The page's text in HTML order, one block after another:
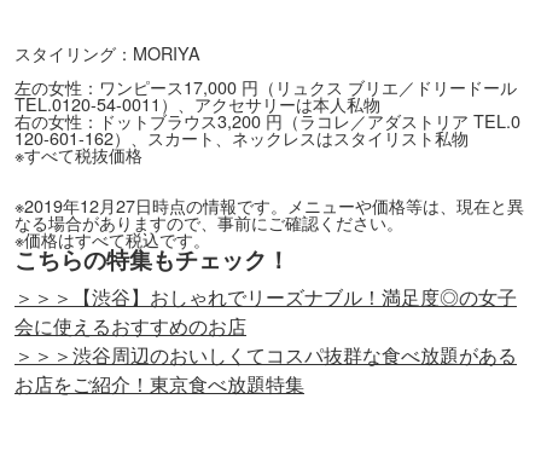
スタイリング：MORIYA
左の女性：ワンピース17,000 円（リュクス ブリエ／ドリードール
TEL.0120-54-0011）、アクセサリーは本人私物
右の女性：ドットブラウス3,200 円（ラコレ／アダストリア TEL.0
120-601-162）、スカート、ネックレスはスタイリスト私物
※すべて税抜価格
※2019年12月27日時点の情報です。メニューや価格等は、現在と異
なる場合がありますので、事前にご確認ください。
※価格はすべて税込です。
こちらの特集もチェック！
＞＞＞【渋谷】おしゃれでリーズナブル！満足度◎の女子
会に使えるおすすめのお店
＞＞＞渋谷周辺のおいしくてコスパ抜群な食べ放題がある
お店をご紹介！東京食べ放題特集